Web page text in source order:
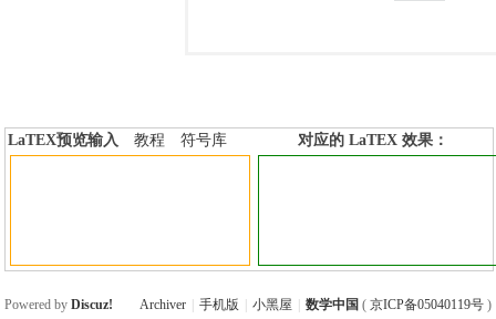
LaTEX预览输入 教程
符号库
对应的 LaTEX 效果：
Archiver 手机版 小黑屋 数学中国 ( 京ICP备05040119号)
Powered byDiscuz!